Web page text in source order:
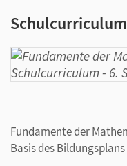
Schulcurriculum
Fundamente der
Basis des Bildungsplans